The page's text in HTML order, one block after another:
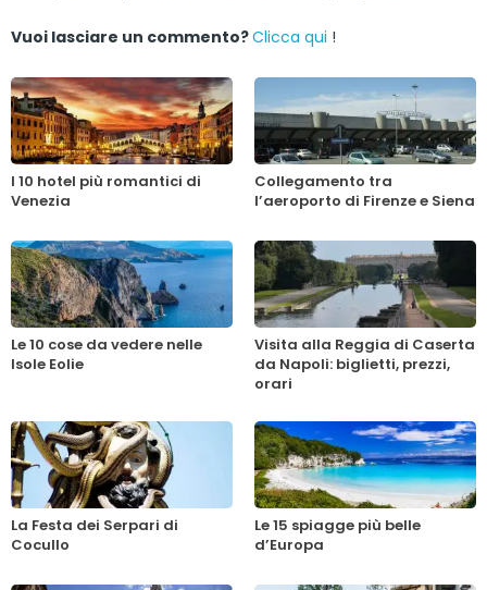
Vuoi lasciare un commento?Clicca qui !
I 10 hotel più romantici di
Venezia
Collegamento tra
l’aeroporto di Firenze e Siena
Le 10 cose da vedere nelle
Isole Eolie
Visita alla Reggia di Caserta
da Napoli: biglietti, prezzi,
orari
La Festa dei Serpari di
Cocullo
Le 15 spiagge più belle
d’Europa